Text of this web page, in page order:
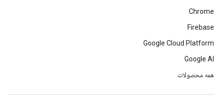
Chrome
Firebase
Google Cloud Platform
Google AI
همه محصولات